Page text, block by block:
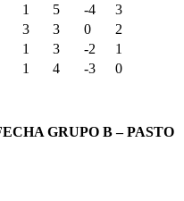
1 5 -4
3
3 3 0
2
1 3 -2
1
1 4 -3 0
GRUPO B – PASTO